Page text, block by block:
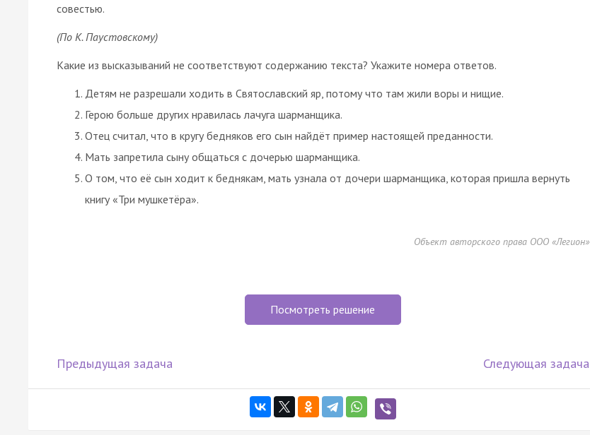
совестью.
(По К. Паустовскому)
Какие из высказываний не соответствуют содержанию текста? Укажите номера ответов.
Детям не разрешали ходить в Святославский яр, потому что там жили воры и нищие.
Герою больше других нравилась лачуга шарманщика.
Отец считал, что в кругу бедняков его сын найдёт пример настоящей преданности.
Мать запретила сыну общаться с дочерью шарманщика.
О том, что её сын ходит к беднякам, мать узнала от дочери шарманщика, которая пришла вернуть
книгу «Три мушкетёра».
Объект авторского права ООО «Легион»
Посмотреть решение
Предыдущая задача Следующая задача